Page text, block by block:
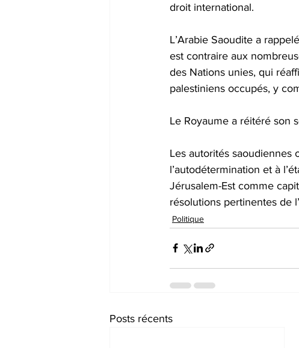
droit international.
L’Arabie Saoudite a
est contraire aux
des Nations unies, qui
palestiniens occupés, y
Le Royaume a réitéré son
Les autorités saoudiennes
l’autodétermination et à
Jérusalem-Est comme
résolutions pertinentes de
Politique
Posts récents